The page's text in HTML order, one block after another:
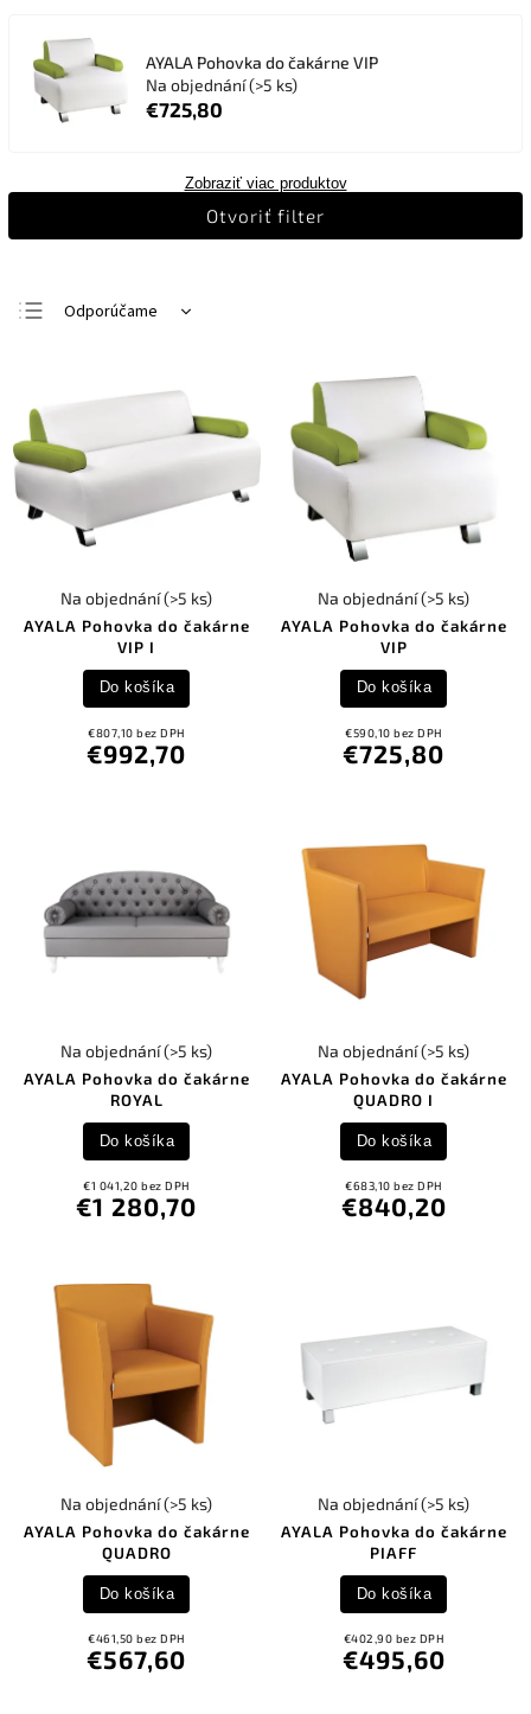
AYALA Pohovka do čakárne VIP
Na objednání(>5 ks)
€725,80
Zobraziť viac produktov
Odporúčame
Najpredávanejšie
Abecedne
Otvoriť filter
AYALA Pohovka do čakárne
VIP I
Na objednání(>5 ks)
€807,10 bez DPH
€992,70
Do košíka
AYALA Pohovka do čakárne
VIP
Na objednání(>5 ks)
€590,10 bez DPH
€725,80
Do košíka
AYALA Pohovka do čakárne
ROYAL
Na objednání(>5 ks)
€1 041,20 bez DPH
€1 280,70
Do košíka
AYALA Pohovka do čakárne
QUADRO I
Na objednání(>5 ks)
€683,10 bez DPH
€840,20
Do košíka
AYALA Pohovka do čakárne
QUADRO
Na objednání(>5 ks)
€461,50 bez DPH
€567,60
Do košíka
AYALA Pohovka do čakárne
PIAFF
Na objednání(>5 ks)
€402,90 bez DPH
€495,60
Do košíka